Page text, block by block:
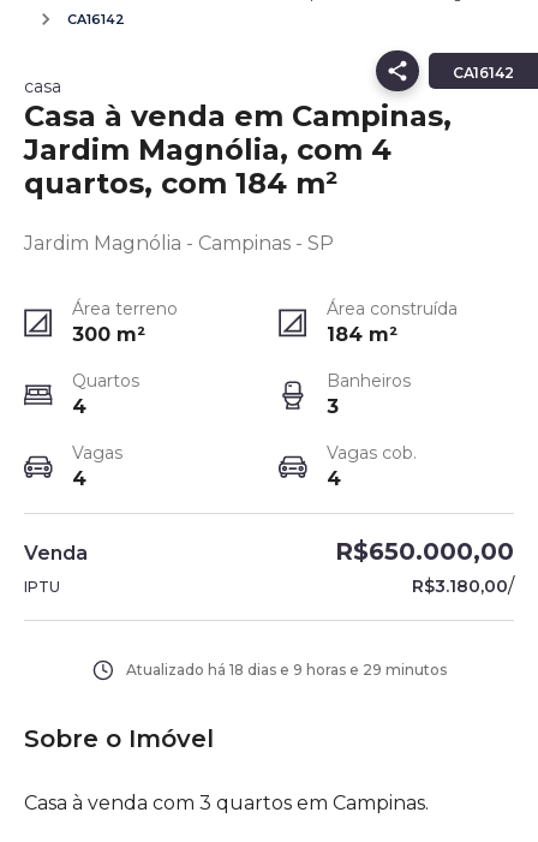
CA16142
CA16142
casa
Casa à venda em Campinas,
Jardim Magnólia, com 4
quartos, com 184 m²
Jardim Magnólia - Campinas - SP
Área terreno
300 m²
Área construída
184 m²
Quartos
4
Banheiros
3
Vagas
4
Vagas cob.
4
Venda R$650.000,00
IPTU R$3.180,00/
Atualizado há 18 dias e 9 horas e 29 minutos
Sobre o Imóvel
Casa à venda com 3 quartos em Campinas.